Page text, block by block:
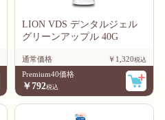
LION VDS デンタルジェル
グリーンアップル 40G
通常価格
￥1,320
Premium40価格
￥792